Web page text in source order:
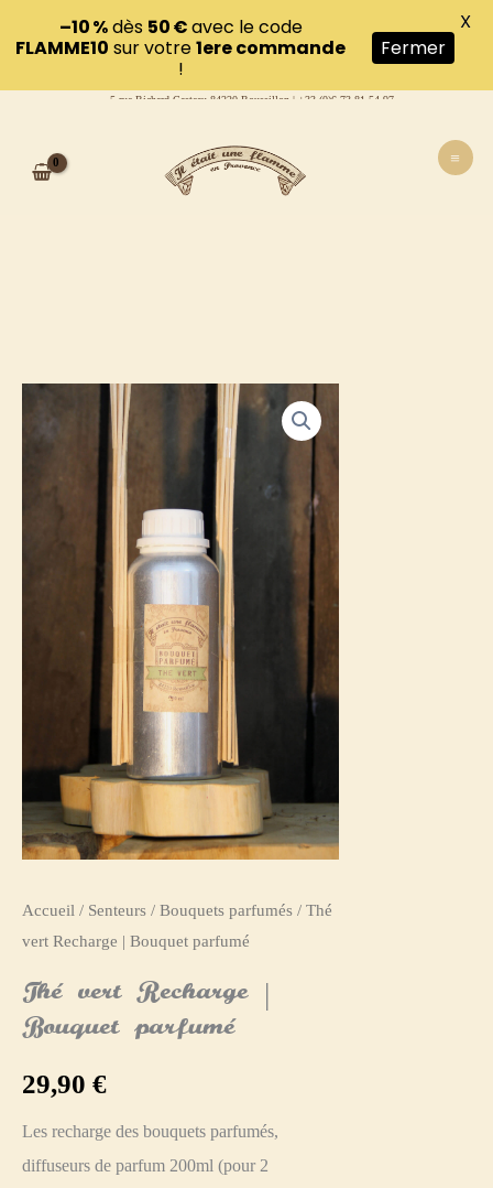
contenu
5 rue Richard Casteau 84220 Roussillon | +33 (0)6 73 81 54 97
Accueil / Senteurs / Bouquets parfumés / Thé
vert Recharge | Bouquet parfumé
Thé vert Recharge |
Bouquet parfumé
29,90 €
Les recharge des bouquets parfumés,
diffuseurs de parfum 200ml (pour 2
–10 %dès 50 €avec le code
FLAMME10 sur votre1ere commande
!
Fermer
X